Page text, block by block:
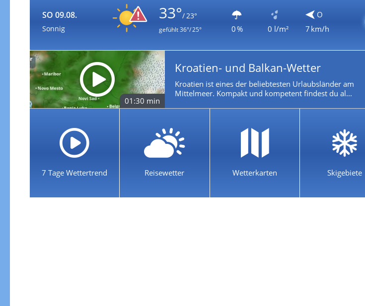
SO 09.08.
Sonnig
33°/ 23°
gefühlt36°/ 25° 0 % 0 l/m²
O
7 km/h
01:30 min
Kroatien- und Balkan-Wetter
Kroatien ist eines der beliebtesten Urlaubsländer am
Mittelmeer. Kompakt und kompetent findest du al...
7 Tage Wettertrend Reisewetter Wetterkarten Skigebiete